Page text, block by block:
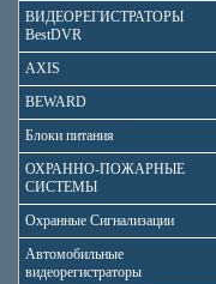
ВИДЕОРЕГИСТРАТОРЫ
BestDVR
AXIS
BEWARD
Блоки питания
ОХРАННО-ПОЖАРНЫЕ
СИСТЕМЫ
Охранные Сигнализации
Автомобильные
видеорегистраторы